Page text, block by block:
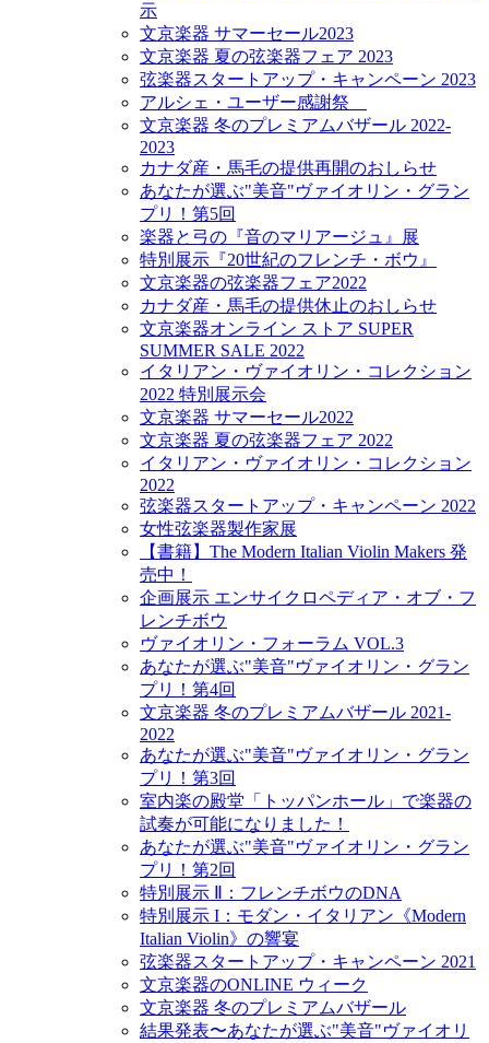
示
文京楽器 サマーセール2023
文京楽器 夏の弦楽器フェア 2023
弦楽器スタートアップ・キャンペーン 2023
アルシェ・ユーザー感謝祭
文京楽器 冬のプレミアムバザール 2022-
2023
カナダ産・馬毛の提供再開のおしらせ
あなたが選ぶ"美音"ヴァイオリン・グラン
プリ！第5回
楽器と弓の『音のマリアージュ』展
特別展示『20世紀のフレンチ・ボウ』
文京楽器の弦楽器フェア2022
カナダ産・馬毛の提供休止のおしらせ
文京楽器オンライン ストア SUPER
SUMMER SALE 2022
イタリアン・ヴァイオリン・コレクション
2022 特別展示会
文京楽器 サマーセール2022
文京楽器 夏の弦楽器フェア 2022
イタリアン・ヴァイオリン・コレクション
2022
弦楽器スタートアップ・キャンペーン 2022
女性弦楽器製作家展
【書籍】The Modern Italian Violin Makers 発
売中！
企画展示 エンサイクロペディア・オブ・フ
レンチボウ
ヴァイオリン・フォーラム VOL.3
あなたが選ぶ"美音"ヴァイオリン・グラン
プリ！第4回
文京楽器 冬のプレミアムバザール 2021-
2022
あなたが選ぶ"美音"ヴァイオリン・グラン
プリ！第3回
室内楽の殿堂「トッパンホール」で楽器の
試奏が可能になりました！
あなたが選ぶ"美音"ヴァイオリン・グラン
プリ！第2回
特別展示 Ⅱ：フレンチボウのDNA
特別展示 I：モダン・イタリアン《Modern
Italian Violin》の響宴
弦楽器スタートアップ・キャンペーン 2021
文京楽器のONLINE ウィーク
文京楽器 冬のプレミアムバザール
結果発表〜あなたが選ぶ"美音"ヴァイオリ